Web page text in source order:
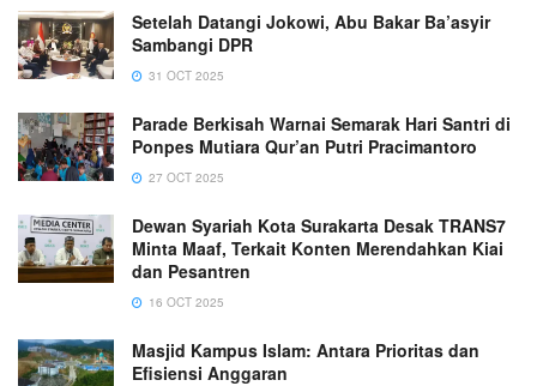
Setelah Datangi Jokowi, Abu Bakar Ba’asyir
Sambangi DPR
31 OCT 2025
Parade Berkisah Warnai Semarak Hari Santri di
Ponpes Mutiara Qur’an Putri Pracimantoro
27 OCT 2025
Dewan Syariah Kota Surakarta Desak TRANS7
Minta Maaf, Terkait Konten Merendahkan Kiai
dan Pesantren
16 OCT 2025
Masjid Kampus Islam: Antara Prioritas dan
Efisiensi Anggaran